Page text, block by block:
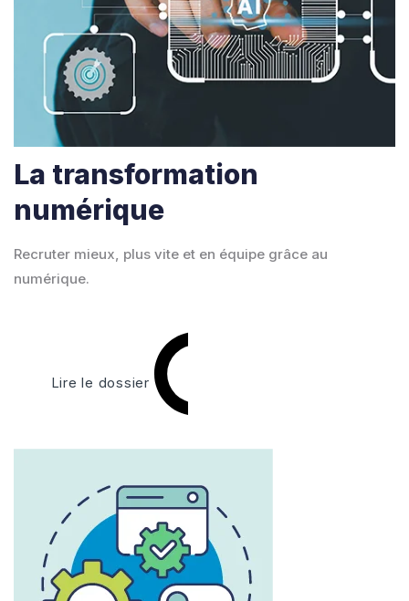
La transformation
numérique
Recruter mieux, plus vite et en équipe grâce au
numérique.
Lire le dossier